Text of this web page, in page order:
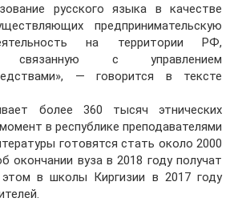
русского языка в качестве
предпринимательскую
на территории РФ,
связанную с управлением
— говорится в тексте
более 360 тысяч этнических
в республике преподавателями
готовятся стать около 2000
окончании вуза в 2018 году получат
в школы Киргизии в 2017 году